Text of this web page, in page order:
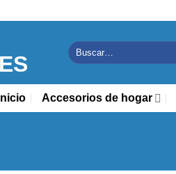
Buscar
por:
Inicio Accesorios de hogar